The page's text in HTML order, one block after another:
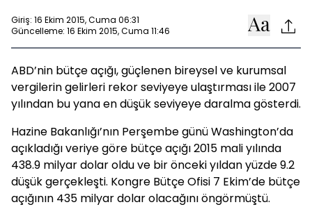
Giriş: 16 Ekim 2015, Cuma 06:31
Güncelleme: 16 Ekim 2015, Cuma 11:46
ABD’nin bütçe açığı, güçlenen bireysel ve kurumsal
vergilerin gelirleri rekor seviyeye ulaştırması ile 2007
yılından bu yana en düşük seviyeye daralma gösterdi.
Hazine Bakanlığı’nın Perşembe günü Washington’da
açıkladığı veriye göre bütçe açığı 2015 mali yılında
438.9 milyar dolar oldu ve bir önceki yıldan yüzde 9.2
düşük gerçekleşti. Kongre Bütçe Ofisi 7 Ekim’de bütçe
açığının 435 milyar dolar olacağını öngörmüştü.